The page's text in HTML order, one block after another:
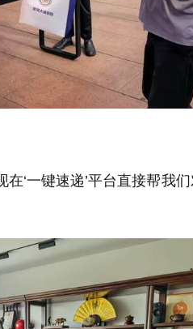
‘一键速递’平台直接帮我